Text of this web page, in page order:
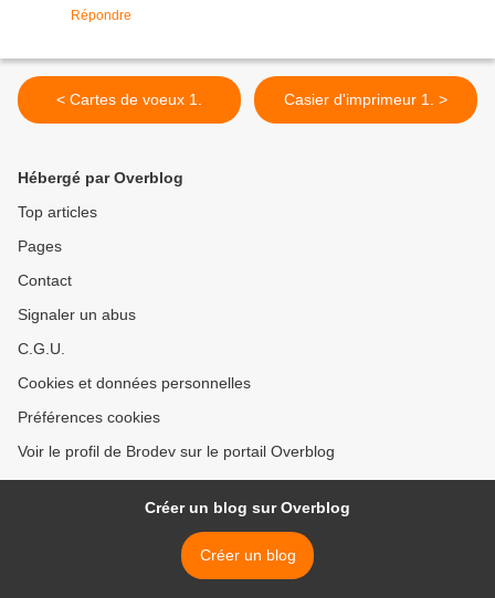
Répondre
< Cartes de voeux 1. Casier d'imprimeur 1. >
Hébergé par Overblog
Top articles
Pages
Contact
Signaler un abus
C.G.U.
Cookies et données personnelles
Préférences cookies
Voir le profil de Brodev sur le portail Overblog
Créer un blog sur Overblog
Créer un blog